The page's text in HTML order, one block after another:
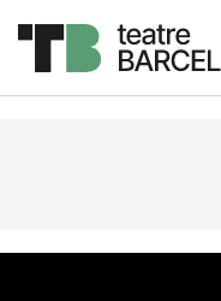
Descripció